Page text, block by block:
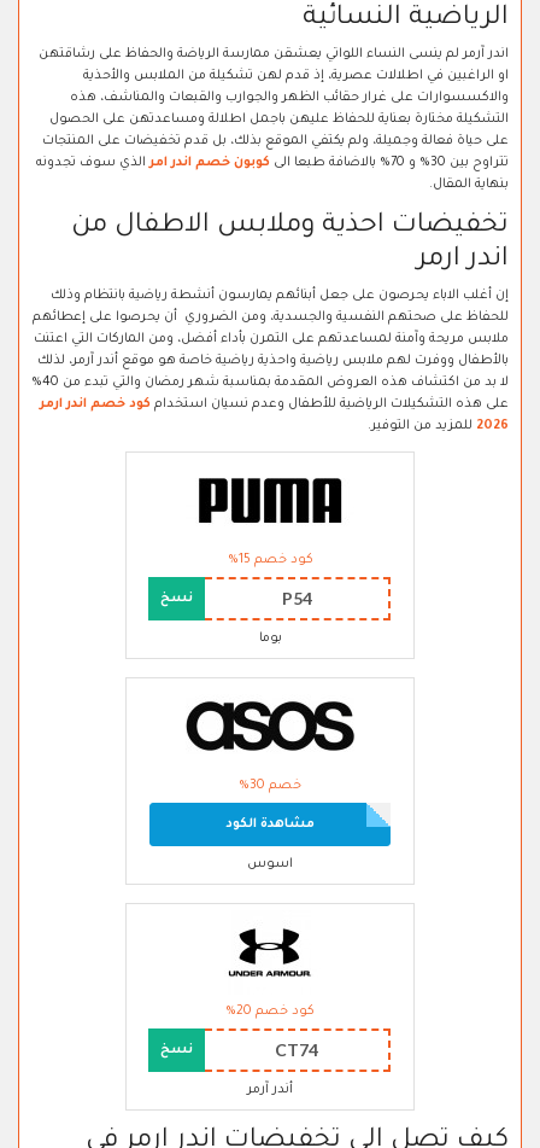
الرياضية النسائية
اندر آرمر لم ينسى النساء اللواتي يعشقن ممارسة الرياضة والحفاظ على رشاقتهن
او الراغبين في اطلالات عصرية، إذ قدم لهن تشكيلة من الملابس والأحذية
والاكسسوارات على غرار حقائب الظهر والجوارب والقبعات والمناشف، هذه
التشكيلة مختارة بعناية للحفاظ عليهن باجمل اطلالة ومساعدتهن على الحصول
على حياة فعالة وجميلة، ولم يكتفي الموقع بذلك، بل قدم تخفيضات على المنتجات
تتراوح بين 30% و 70% بالاضافة طبعا الى
كوبون خصم اندر امرالذي سوف تجدونه
بنهاية المقال.
تخفيضات احذية وملابس الاطفال من
اندر ارمر
إن أغلب الاباء يحرصون على جعل أبنائهم يمارسون أنشطة رياضية بانتظام وذلك
للحفاظ على صحتهم النفسية والجسدية، ومن الضروري أن يحرصوا على إعطائهم
ملابس مريحة وآمنة لمساعدتهم على التمرن بأداء أفضل، ومن الماركات التي اعتنت
بالأطفال ووفرت لهم ملابس رياضية واحذية رياضية خاصة هو موقع أندر آرمر، لذلك
لا بد من اكتشاف هذه العروض المقدمة بمناسبة شهر رمضان والتي تبدء من 40%
على هذه التشكيلات الرياضية للأطفال وعدم نسيان استخدام كود خصم اندر ارمر
2026 للمزيد من التوفير.
كود خصم 15%
P54 نسخ
بوما
خصم 30%
مشاهدة الكود
اسوس
كود خصم 20%
CT74 نسخ
أندر آرمر
كيف تصل الى تخفيضات اندر ارمر في